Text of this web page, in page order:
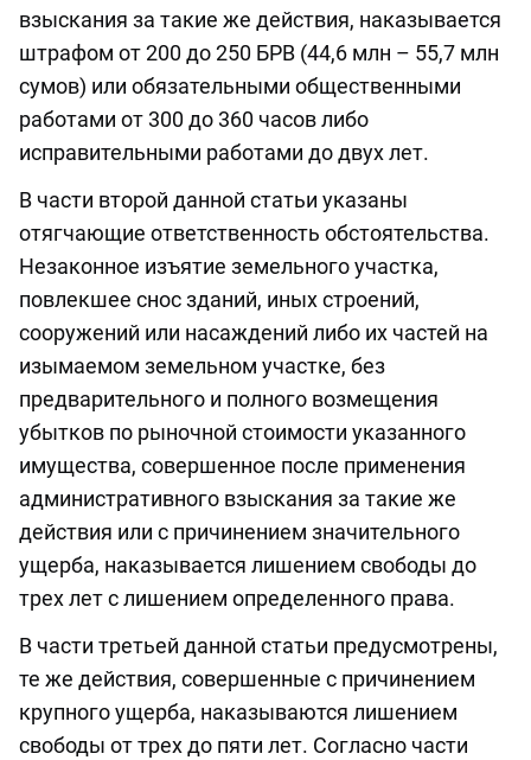
взыскания за такие же действия, наказывается
штрафом от 200 до 250 БРВ (44,6 млн – 55,7 млн
сумов) или обязательными общественными
работами от 300 до 360 часов либо
исправительными работами до двух лет.
В части второй данной статьи указаны
отягчающие ответственность обстоятельства.
Незаконное изъятие земельного участка,
повлекшее снос зданий, иных строений,
сооружений или насаждений либо их частей на
изымаемом земельном участке, без
предварительного и полного возмещения
убытков по рыночной стоимости указанного
имущества, совершенное после применения
административного взыскания за такие же
действия или с причинением значительного
ущерба, наказывается лишением свободы до
трех лет с лишением определенного права.
В части третьей данной статьи предусмотрены,
те же действия, совершенные с причинением
крупного ущерба, наказываются лишением
свободы от трех до пяти лет. Согласно части